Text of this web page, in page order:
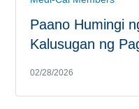
Paano Humingi
Kalusugan ng
02/28/2026